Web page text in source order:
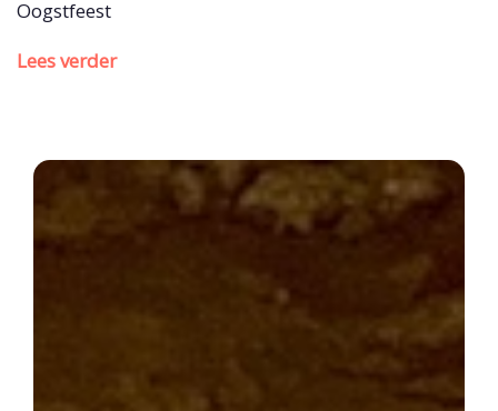
Oogstfeest
Lees verder